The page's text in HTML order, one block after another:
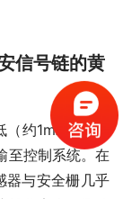
信号链的黄
约1mA），必
至控制系统。在
器与安全栅几乎